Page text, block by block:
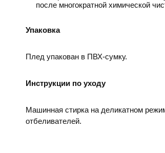
после многократной химической
Упаковка
Плед упакован в ПВХ-сумку.
Инструкции по уходу
Машинная стирка на деликатном
отбеливателей.